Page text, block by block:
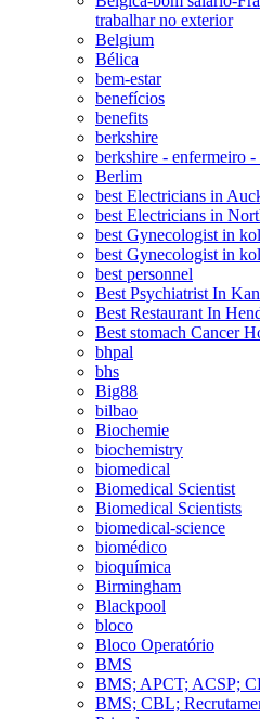
trabalhar no exterior
Belgium
Bélica
bem-estar
benefícios
benefits
berkshire
berkshire - enfermeiro -
Berlim
best Electricians in
best Electricians in
best Gynecologist in
best Gynecologist in
best personnel
Best Psychiatrist In
Best Restaurant In
Best stomach Cancer
bhpal
bhs
Big88
bilbao
Biochemie
biochemistry
biomedical
Biomedical Scientist
Biomedical Scientists
biomedical-science
biomédico
bioquímica
Birmingham
Blackpool
bloco
Bloco Operatório
BMS
BMS; APCT; ACSP;
BMS; CBL;